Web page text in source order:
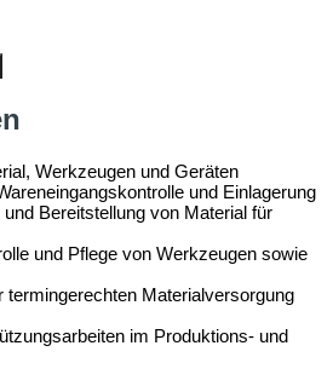
Werkzeugen und Geräten
und Einlagerung
Bereitstellung von Material für
und Pflege von Werkzeugen sowie
termingerechten Materialversorgung
im Produktions- und